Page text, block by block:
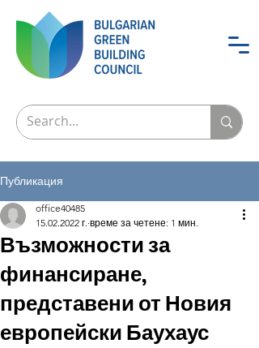
Публикация
Възможности за
финансиране,
представени от Новия
европейски Баухаус
office40485
15.02.2022 г. време за четене: 1 мин.